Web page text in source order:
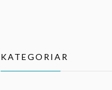
KATEGORIAR